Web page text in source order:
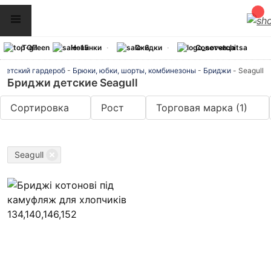
ТОП Новинки Скидки Советчица
Детский гардероб - Брюки, юбки, шорты, комбинезоны - Бриджи - Seagull
Бриджи детские Seagull
Сортировка Рост Торговая марка (1)
Seagull